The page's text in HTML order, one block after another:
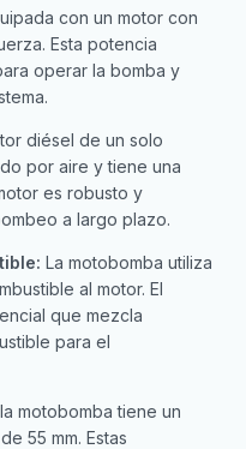
con un motor con
Esta potencia
operar la bomba y
diésel de un solo
por aire y tiene una
es robusto y
a largo plazo.
La motobomba utiliza
al motor. El
que mezcla
para el
motobomba tiene un
55 mm. Estas